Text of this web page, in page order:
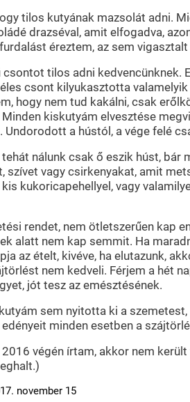
tilos kutyának mazsolát adni.
drazséval, amit elfogadva,
éreztem, az sem
tilos adni kedvencünknek.
csont kilyukasztotta
hogy nem tud kakálni, csak
kiskutyám elvesztése
Undorodott a hústól, a vége felé
tehát nálunk csak ő eszik húst,
szívet vagy csirkenyakat, amit
kukoricapehellyel, vagy
rendet, nem ötletszerűen kap
alatt nem kap semmit. Ha
az ételt, kivéve, ha elutazunk,
nem kedveli. Férjem a hét
jót tesz az emésztésének.
sem nyitotta ki a
minden esetben a
végén írtam, akkor nem
november 15